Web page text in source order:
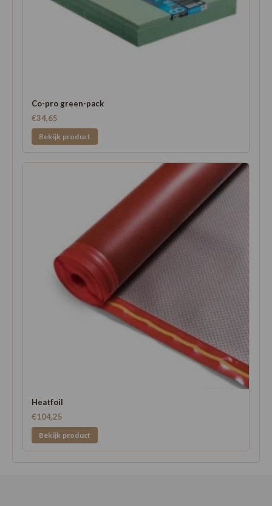
Co-pro green-pack
€34,65
Bekijk product
Heatfoil
€104,25
Bekijk product